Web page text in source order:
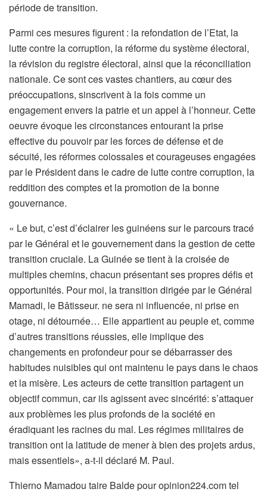
période de transition.
Parmi ces mesures figurent : la refondation de l’Etat, la
lutte contre la corruption, la réforme du système électoral,
la révision du registre électoral, ainsi que la réconciliation
nationale. Ce sont ces vastes chantiers, au cœur des
préoccupations, sinscrivent à la fois comme un
engagement envers la patrie et un appel à l’honneur. Cette
oeuvre évoque les circonstances entourant la prise
effective du pouvoir par les forces de défense et de
sécuité, les réformes colossales et courageuses engagées
par le Président dans le cadre de lutte contre corruption, la
reddition des comptes et la promotion de la bonne
gouvernance.
« Le but, c’est d’éclairer les guinéens sur le parcours tracé
par le Général et le gouvernement dans la gestion de cette
transition cruciale. La Guinée se tient à la croisée de
multiples chemins, chacun présentant ses propres défis et
opportunités. Pour moi, la transition dirigée par le Général
Mamadi, le Bâtisseur. ne sera ni influencée, ni prise en
otage, ni détournée… Elle appartient au peuple et, comme
d’autres transitions réussies, elle implique des
changements en profondeur pour se débarrasser des
habitudes nuisibles qui ont maintenu le pays dans le chaos
et la misère. Les acteurs de cette transition partagent un
objectif commun, car ils agissent avec sincérité: s’attaquer
aux problèmes les plus profonds de la société en
éradiquant les racines du mal. Les régimes militaires de
transition ont la latitude de mener à bien des projets ardus,
mais essentiels», a-t-il déclaré M. Paul.
Thierno Mamadou taire Balde pour opinion224.com tel